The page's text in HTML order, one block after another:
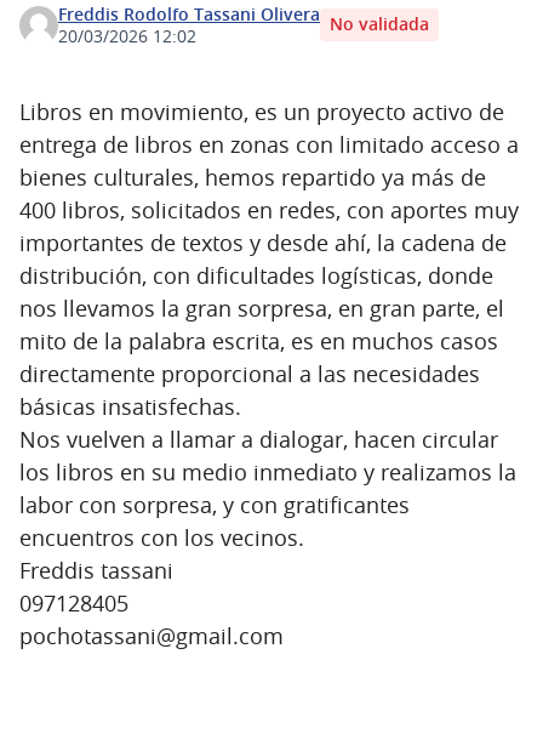
Freddis Rodolfo Tassani Olivera
20/03/2026 12:02
No validada
Libros en movimiento, es un proyecto activo de
entrega de libros en zonas con limitado acceso a
bienes culturales, hemos repartido ya más de
400 libros, solicitados en redes, con aportes muy
importantes de textos y desde ahí, la cadena de
distribución, con dificultades logísticas, donde
nos llevamos la gran sorpresa, en gran parte, el
mito de la palabra escrita, es en muchos casos
directamente proporcional a las necesidades
básicas insatisfechas.
Nos vuelven a llamar a dialogar, hacen circular
los libros en su medio inmediato y realizamos la
labor con sorpresa, y con gratificantes
encuentros con los vecinos.
Freddis tassani
097128405
pochotassani@gmail.com